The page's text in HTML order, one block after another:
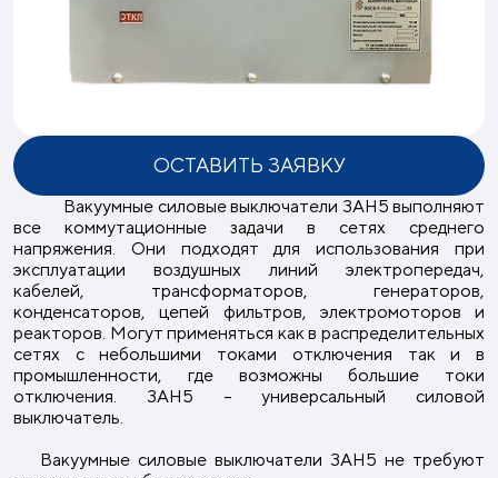
ОСТАВИТЬ ЗАЯВКУ
Вакуумные силовые выключатели 3AH5 выполняют
все коммутационные задачи в сетях среднего
напряжения. Они подходят для использования при
эксплуатации воздушных линий электропередач,
кабелей, трансформаторов, генераторов,
конденсаторов, цепей фильтров, электромоторов и
реакторов. Могут применяться как в распределительных
сетях с небольшими токами отключения так и в
промышленности, где возможны большие токи
отключения. 3AH5 – универсальный силовой
выключатель.
Вакуумные силовые выключатели 3AH5 не требуют